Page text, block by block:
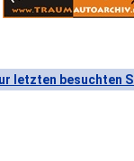
letzten besuchten